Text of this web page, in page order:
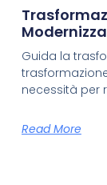
Guida la
necessità per
Read More